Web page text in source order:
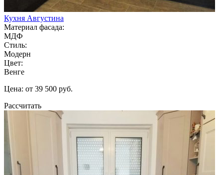
Кухня Августина
Материал фасада:
МДФ
Стиль:
Модерн
Цвет:
Венге
Цена: от 39 500 руб.
Рассчитать